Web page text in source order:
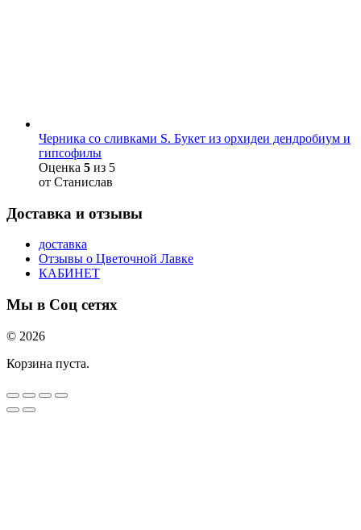
Черника со сливками S. Букет из орхидеи дендробиум и
гипсофилы
Оценка 5 из 5
от Станислав
Доставка и отзывы
доставка
Отзывы о Цветочной Лавке
КАБИНЕТ
Мы в Соц сетях
© 2026
Корзина пуста.